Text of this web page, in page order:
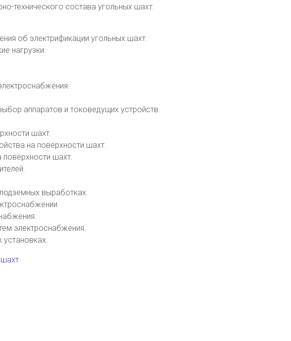
технического состава угольных шахт.
об электрификации угольных шахт.
нагрузки.
аппаратов и токоведущих устройств.
шахт.
на поверхности шахт.
поверхности шахт.
выработках.
электроснабжения.
установках.